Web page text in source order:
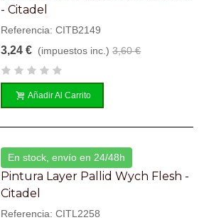
- Citadel
Referencia: CITB2149
3,24 € (impuestos inc.) 3,60 €
Añadir Al Carrito
En stock, envío en 24/48h
Pintura Layer Pallid Wych Flesh -
Citadel
Referencia: CITL2258